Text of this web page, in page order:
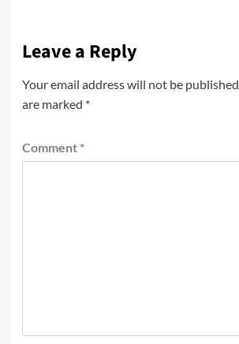
Leave a Reply
Your email address will not be published.
are marked *
Comment *